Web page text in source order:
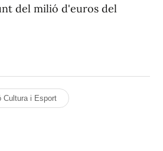
del milió d'euros del
Cultura i Esport